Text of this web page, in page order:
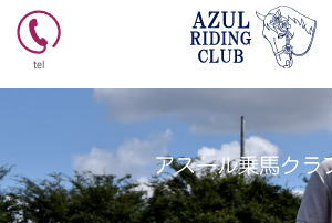
tel
アスール乗馬クラ